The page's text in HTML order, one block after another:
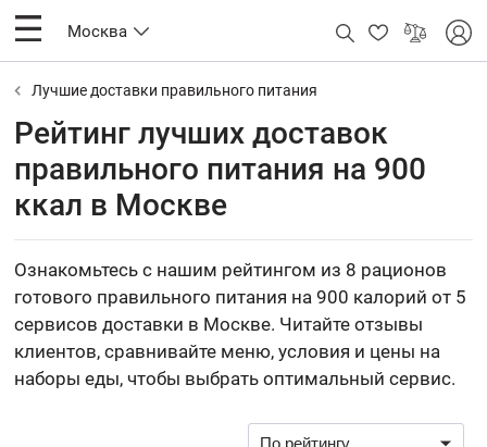
Москва
Лучшие доставки правильного питания
Рейтинг лучших доставок
правильного питания на 900
ккал в Москве
Ознакомьтесь с нашим рейтингом из 8 рационов
готового правильного питания на 900 калорий от 5
сервисов доставки в Москве. Читайте отзывы
клиентов, сравнивайте меню, условия и цены на
наборы еды, чтобы выбрать оптимальный сервис.